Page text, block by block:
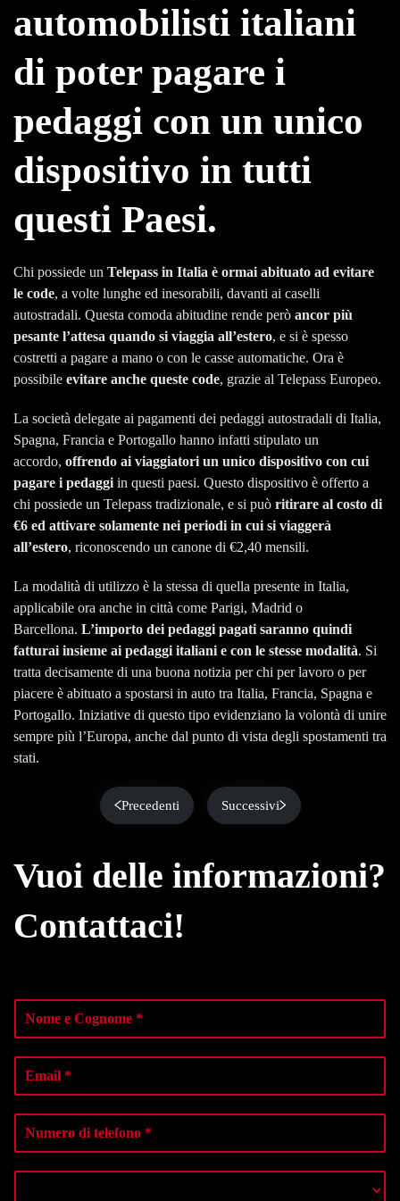
automobilisti italiani
di poter pagare i
pedaggi con un unico
dispositivo in tutti
questi Paesi.
Chi possiede un Telepass in Italia è ormai abituato ad evitare
le code, a volte lunghe ed inesorabili, davanti ai caselli
autostradali. Questa comoda abitudine rende però ancor più
pesante l’attesa quando si viaggia all’estero, e si è spesso
costretti a pagare a mano o con le casse automatiche. Ora è
possibile evitare anche queste code, grazie al Telepass Europeo.
La società delegate ai pagamenti dei pedaggi autostradali di Italia,
Spagna, Francia e Portogallo hanno infatti stipulato un
accordo, offrendo ai viaggiatori un unico dispositivo con cui
pagare i pedaggi in questi paesi. Questo dispositivo è offerto a
chi possiede un Telepass tradizionale, e si può ritirare al costo di
€6 ed attivare solamente nei periodi in cui si viaggerà
all’estero, riconoscendo un canone di €2,40 mensili.
La modalità di utilizzo è la stessa di quella presente in Italia,
applicabile ora anche in città come Parigi, Madrid o
Barcellona. L’importo dei pedaggi pagati saranno quindi
fatturai insieme ai pedaggi italiani e con le stesse modalità. Si
tratta decisamente di una buona notizia per chi per lavoro o per
piacere è abituato a spostarsi in auto tra Italia, Francia, Spagna e
Portogallo. Iniziative di questo tipo evidenziano la volontà di unire
sempre più l’Europa, anche dal punto di vista degli spostamenti tra
stati.
Precedenti Successivi
Vuoi delle informazioni?
Contattaci!
m
e
C
o
n
o
a
i
*
m
e